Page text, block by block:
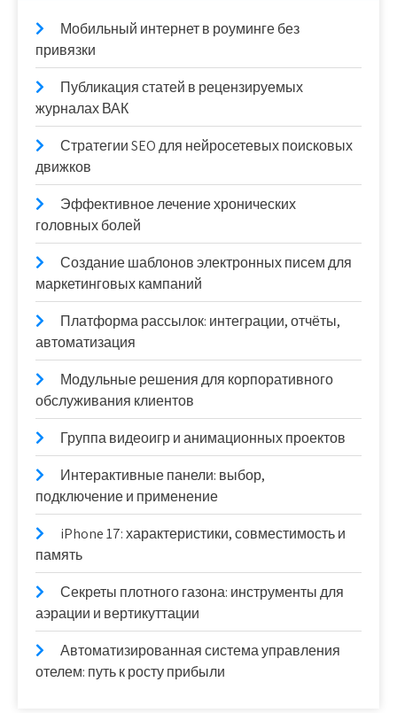
Мобильный интернет в роуминге без
привязки
Публикация статей в рецензируемых
журналах ВАК
Стратегии SEO для нейросетевых поисковых
движков
Эффективное лечение хронических
головных болей
Создание шаблонов электронных писем для
маркетинговых кампаний
Платформа рассылок: интеграции, отчёты,
автоматизация
Модульные решения для корпоративного
обслуживания клиентов
Группа видеоигр и анимационных проектов
Интерактивные панели: выбор,
подключение и применение
iPhone 17: характеристики, совместимость и
память
Секреты плотного газона: инструменты для
аэрации и вертикуттации
Автоматизированная система управления
отелем: путь к росту прибыли